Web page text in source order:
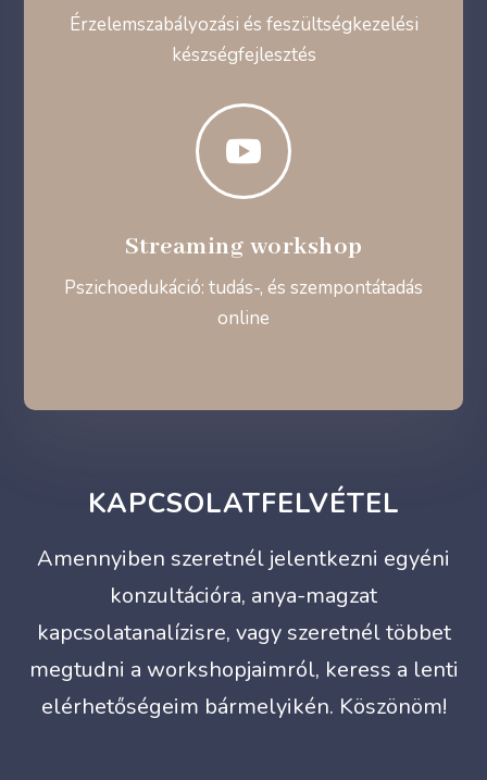
Érzelemszabályozási és feszültségkezelési
készségfejlesztés

Streaming workshop
Pszichoedukáció: tudás-, és szempontátadás
online
KAPCSOLATFELVÉTEL
Amennyiben szeretnél jelentkezni egyéni
konzultációra, anya-magzat
kapcsolatanalízisre, vagy szeretnél többet
megtudni a workshopjaimról, keress a lenti
elérhetőségeim bármelyikén. Köszönöm!